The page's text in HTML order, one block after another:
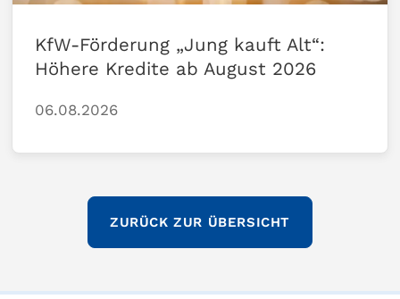
KfW-Förderung „Jung kauft Alt“:
Höhere Kredite ab August 2026
06.08.2026
ZURÜCK ZUR ÜBERSICHT